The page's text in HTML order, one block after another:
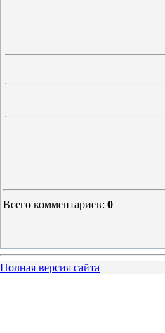
Всего комментариев: 0
Полная версия сайта